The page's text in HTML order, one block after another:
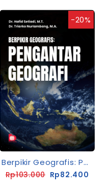
-20%
Berpikir Geografis: Pengantar Geografi
Rp103.000 Rp82.400